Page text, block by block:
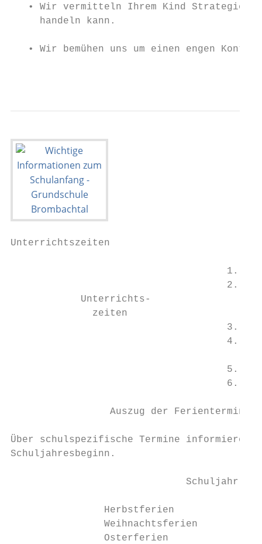
• Wir vermitteln Ihrem Kind
     handeln kann.
• Wir bemühen uns um einen engen
Unterrichtszeiten
1.
2.
Unterrichts-
              zeiten
3.
4.
5.
6.
Auszug der Ferientermine
Über schulspezifische Termine
Schuljahresbeginn.
Schuljahr
Herbstferien
Weihnachtsferien
Osterferien